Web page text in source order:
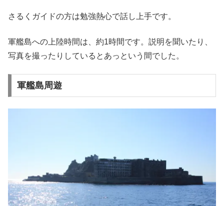
さるくガイドの方は勉強熱心で話し上手です。
軍艦島への上陸時間は、約1時間です。説明を聞いたり、
写真を撮ったりしているとあっという間でした。
軍艦島周遊